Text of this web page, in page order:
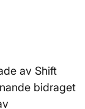
av Shift
bidraget